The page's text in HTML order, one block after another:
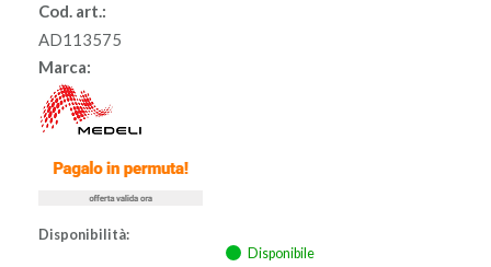
Cod. art.:
AD113575
Marca:
Disponibilità:
Disponibile